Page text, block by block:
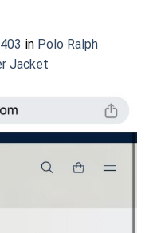
in Polo Ralph
Jacket